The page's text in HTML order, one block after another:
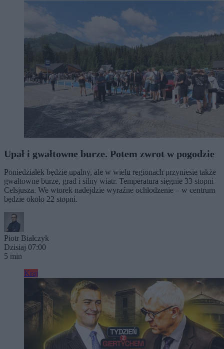
Upał i gwałtowne burze. Potem zwrot w pogodzie
Poniedziałek będzie upalny, ale w wielu regionach przyniesie także
gwałtowne burze, grad i silny wiatr. Temperatura sięgnie 33 stopni
Celsjusza. We wtorek nadejdzie wyraźne ochłodzenie – w centrum
będzie około 22 stopni.
Piotr Białczyk
Dzisiaj 07:00
5 min
Kraj